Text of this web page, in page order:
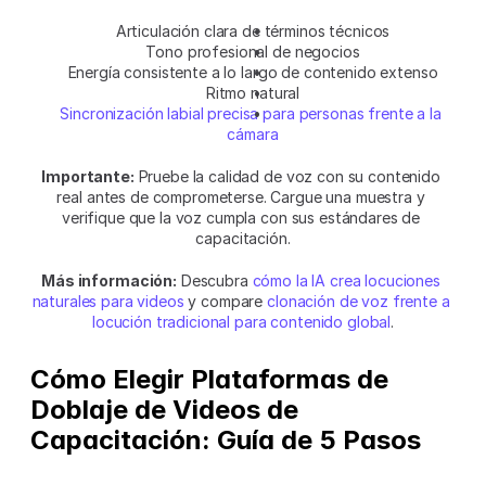
Articulación clara de términos técnicos
Tono profesional de negocios
Energía consistente a lo largo de contenido extenso
Ritmo natural
Sincronización labial precisa para personas frente a la
cámara
Importante: Pruebe la calidad de voz con su contenido
real antes de comprometerse. Cargue una muestra y
verifique que la voz cumpla con sus estándares de
capacitación.
Más información: Descubra cómo la IA crea locuciones
naturales para videos y compare clonación de voz frente a
locución tradicional para contenido global.
Cómo Elegir Plataformas de
Doblaje de Videos de
Capacitación: Guía de 5 Pasos